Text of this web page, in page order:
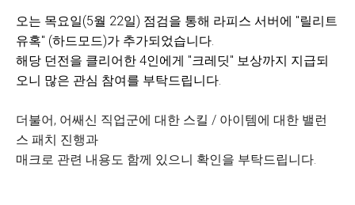
오는 목요일(5월 22일) 점검을 통해 라피스 서버에 "릴리트
유혹" (하드모드)가 추가되었습니다.
해당 던전을 클리어한 4인에게 "크레딧" 보상까지 지급되
오니 많은 관심 참여를 부탁드립니다.
더불어, 어쌔신 직업군에 대한 스킬 / 아이템에 대한 밸런
스 패치 진행과
매크로 관련 내용도 함께 있으니 확인을 부탁드립니다.